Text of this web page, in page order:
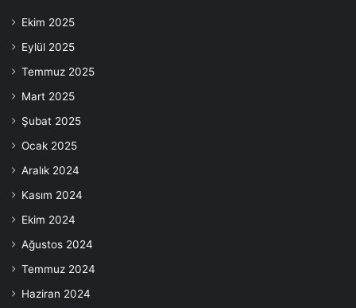
Ekim 2025
Eylül 2025
Temmuz 2025
Mart 2025
Şubat 2025
Ocak 2025
Aralık 2024
Kasım 2024
Ekim 2024
Ağustos 2024
Temmuz 2024
Haziran 2024